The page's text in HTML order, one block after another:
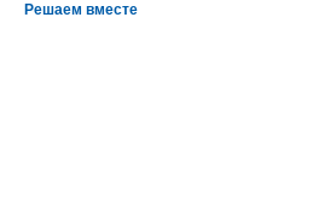
Решаем вместе